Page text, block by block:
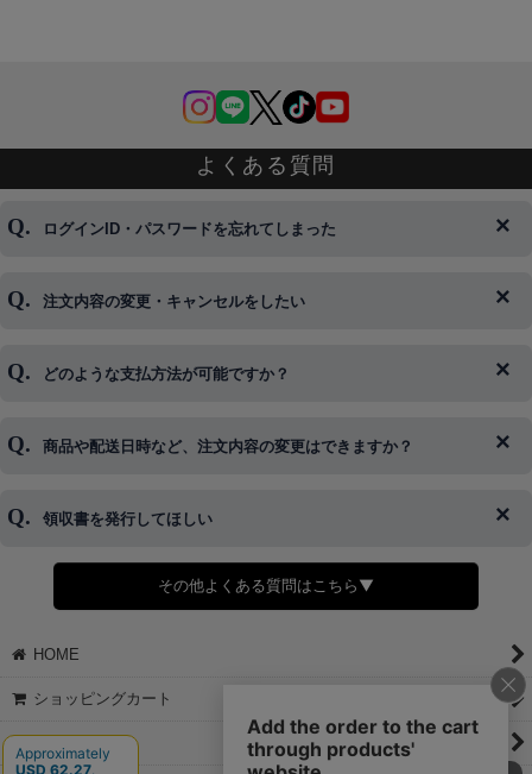
よくある質問
ログインID・パスワードを忘れてしまった
◆下記ページより、ログインIDの変更が可能です。
注文内容の変更・キャンセルをしたい
◆即日発送を行なっている関係上、午後以降のご連絡やキャンセル
※発送後、発送準備が完了しお手続きが間に合わない場合は変更、
どのような支払方法が可能ですか？
◆代金引換・クレジットカード・携帯キャリア決済・おねだり決
商品や配送日時など、注文内容の変更はできますか？
◆商品発送前の変更は承っております。
さい。
領収書を発行してほしい
◆領収書はご希望頂いた場合のみ発行しております。
【これからご注文する場合】
STEP2「お届け先・お支払い」ページにて備考欄に下記の記載をお
願いします。
②宛名（空欄は上様は不可）
③但し書き（空欄やお品代は不可）
その他よくある質問はこちら▼
HOME
ショッピングカート